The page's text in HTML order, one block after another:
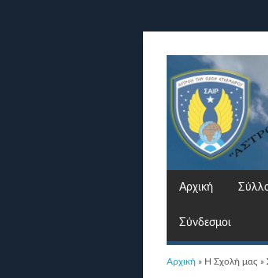
Αρχική
Σύνδεσμοι
Είστε εδώ
Αρχική » Η Σχολή μας »